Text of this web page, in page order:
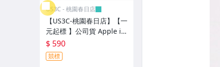
US3C - 桃園春日店
【US3C-桃園春日店】【一
元起標 】公司貨 Apple iP
hone 13 Pro Max 256G
天峰藍 6.7 吋 1200 萬畫素
A15 仿生晶片
$ 590
競標